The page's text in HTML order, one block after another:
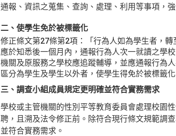
通報、資訊之蒐集、查詢、處理、利用等事項，
二、使學生免於被標籤化
修正條文第27條第2項：「行為人如為學生者，
應於知悉後一個月內，通報行為人次一就讀之學
機關及原服務之學校應追蹤輔導，並應通報行為
區分為學生及學生以外者，使學生得免於被標籤
三、調查小組成員規定更明確並符合實務需求
學校或主管機關的性別平等教育委員會處理校園
聘，且溯及法令修正前。除符合現行條文規範調
並符合實務需求。